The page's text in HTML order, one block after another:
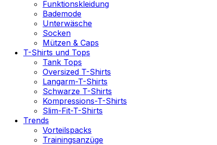
Funktionskleidung
Bademode
Unterwäsche
Socken
Mützen & Caps
T-Shirts und Tops
Tank Tops
Oversized T-Shirts
Langarm-T-Shirts
Schwarze T-Shirts
Kompressions-T-Shirts
Slim-Fit-T-Shirts
Trends
Vorteilspacks
Trainingsanzüge